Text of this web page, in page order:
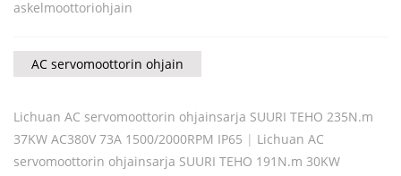
askelmoottoriohjain
AC servomoottorin ohjain
Lichuan AC servomoottorin ohjainsarja SUURI TEHO 235N.m
37KW AC380V 73A 1500/2000RPM IP65 | Lichuan AC
servomoottorin ohjainsarja SUURI TEHO 191N.m 30KW